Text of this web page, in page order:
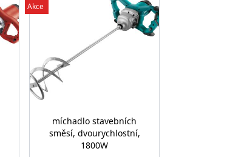
Akce
míchadlo stavebních
směsí, dvourychlostní,
1800W